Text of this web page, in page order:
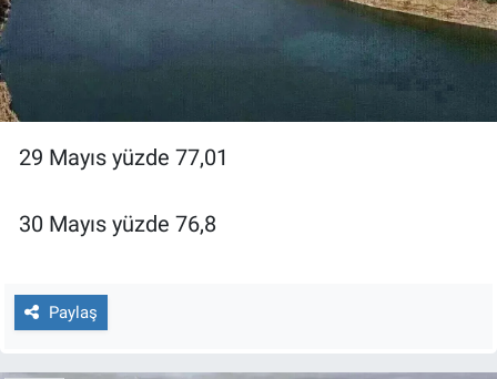
29 Mayıs yüzde 77,01
30 Mayıs yüzde 76,8
Paylaş